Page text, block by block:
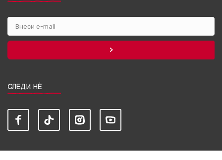
СЛЕДИ НЀ